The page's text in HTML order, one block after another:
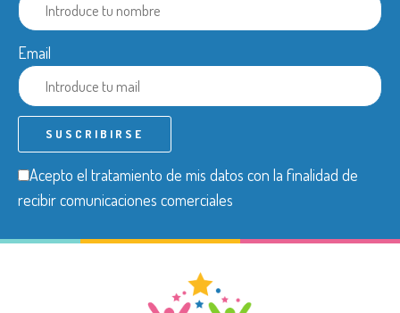
Email
Acepto el tratamiento de mis datos con la finalidad de
recibir comunicaciones comerciales